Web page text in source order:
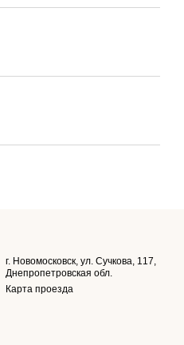
г. Новомосковск, ул. Сучкова, 117,
Днепропетровская обл.
Карта проезда